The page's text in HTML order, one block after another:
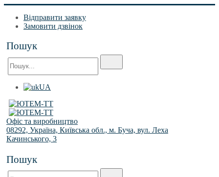
Відправити заявку
Замовити дзвінок
Пошук
UA
Офіс та виробництво
08292, Україна, Київська обл., м. Буча, вул. Леха
Качинського, 3
Пошук